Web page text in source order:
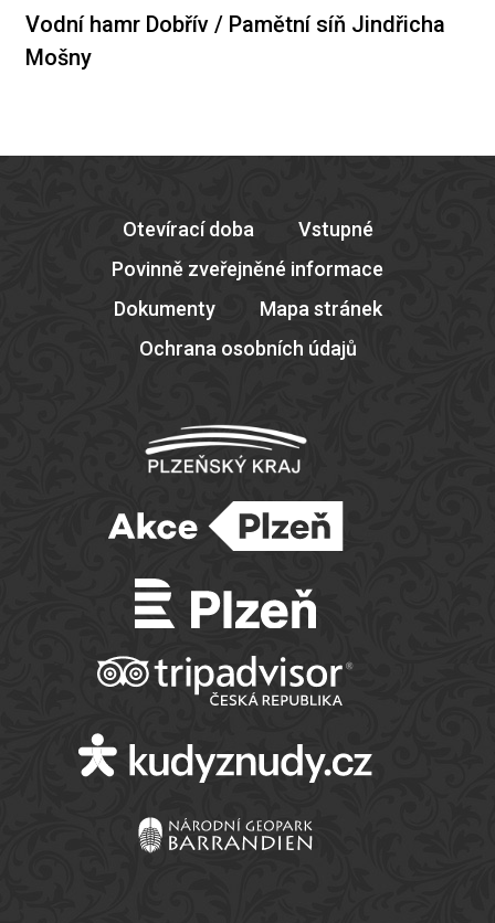
Vodní hamr Dobřív / Pamětní síň Jindřicha
Mošny
Otevírací doba
Vstupné
Povinně zveřejněné informace
Dokumenty
Mapa stránek
Ochrana osobních údajů